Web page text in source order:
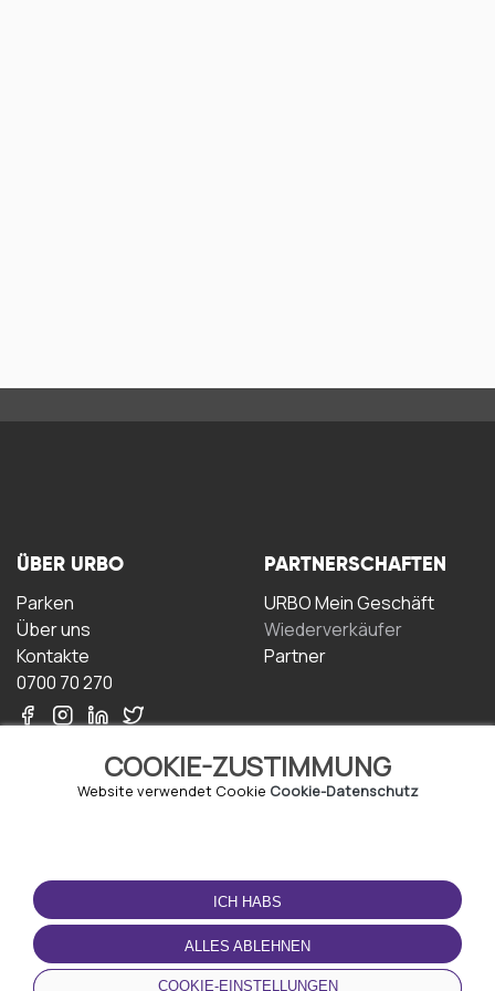
COOKIE-ZUSTIMMUNG
Website verwendet Cookie Cookie-Datenschutz
ICH HABS
ALLES ABLEHNEN
COOKIE-EINSTELLUNGEN
ÜBER URBO
Parken
Über uns
Kontakte
0700 70 270
PARTNERSCHAFTEN
URBO Mein Geschäft
Wiederverkäufer
Partner
NUTZUNGSBEDINGUNGEN
Geschäftsbedingungen
Datenschutz-
Bestimmungen
Cookie-Richtlinie
LADEN SIE DIE APP
HERUNTER